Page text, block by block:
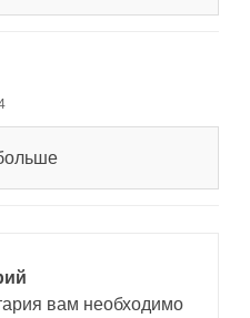
вам необходимо